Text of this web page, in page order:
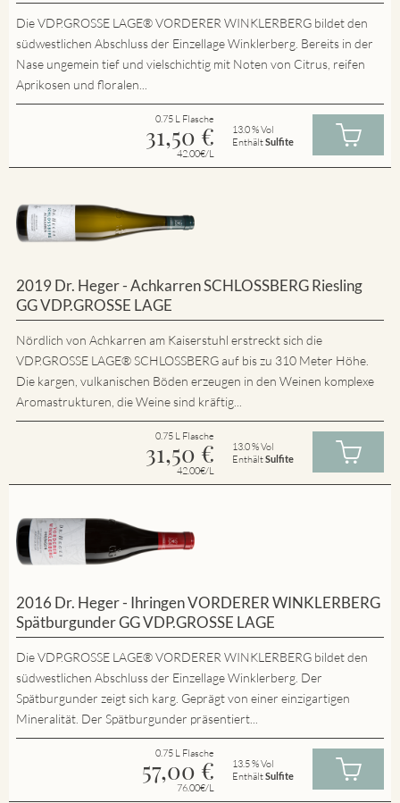
Die VDP.GROSSE LAGE® VORDERER WINKLERBERG bildet den
südwestlichen Abschluss der Einzellage Winklerberg. Bereits in der
Nase ungemein tief und vielschichtig mit Noten von Citrus, reifen
Aprikosen und floralen...
0.75 L Flasche
31,50 €
42.00€/L
13.0 % Vol
EnthältSulfite
2019 Dr. Heger - Achkarren SCHLOSSBERG Riesling
GG VDP.GROSSE LAGE
Nördlich von Achkarren am Kaiserstuhl erstreckt sich die
VDP.GROSSE LAGE® SCHLOSSBERG auf bis zu 310 Meter Höhe.
Die kargen, vulkanischen Böden erzeugen in den Weinen komplexe
Aromastrukturen, die Weine sind kräftig...
0.75 L Flasche
31,50 €
42.00€/L
13.0 % Vol
EnthältSulfite
2016 Dr. Heger - Ihringen VORDERER WINKLERBERG
Spätburgunder GG VDP.GROSSE LAGE
Die VDP.GROSSE LAGE® VORDERER WINKLERBERG bildet den
südwestlichen Abschluss der Einzellage Winklerberg. Der
Spätburgunder zeigt sich karg. Geprägt von einer einzigartigen
Mineralität. Der Spätburgunder präsentiert...
0.75 L Flasche
57,00 €
76.00€/L
13.5 % Vol
EnthältSulfite